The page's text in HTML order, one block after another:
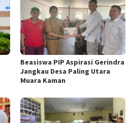
Beasiswa PIP Aspirasi Gerindra
Jangkau Desa Paling Utara
Muara Kaman